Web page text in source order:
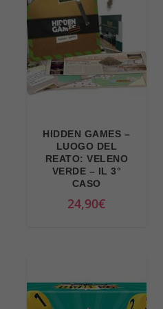
HIDDEN GAMES –
LUOGO DEL
REATO: VELENO
VERDE – IL 3°
CASO
24,90€